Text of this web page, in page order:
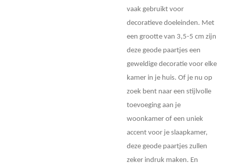
vaak gebruikt voor
decoratieve doeleinden. Met
een grootte van 3,5-5 cm zijn
deze geode paartjes een
geweldige decoratie voor elke
kamer in je huis. Of je nu op
zoek bent naar een stijlvolle
toevoeging aan je
woonkamer of een uniek
accent voor je slaapkamer,
deze geode paartjes zullen
zeker indruk maken. En